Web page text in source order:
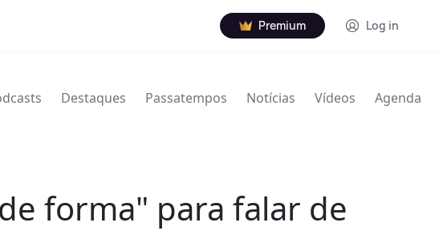
Premium Log in
Destaques Passatempos Notícias Vídeos Agenda
forma" para falar de